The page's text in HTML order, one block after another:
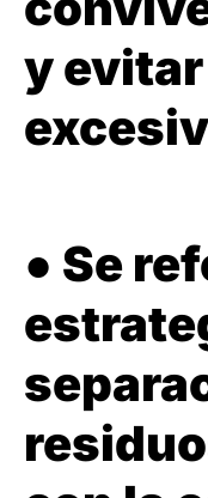
y
● Se